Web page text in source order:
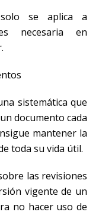
se aplica a
necesaria en
sistemática que
documento cada
mantener la
toda su vida útil.
las revisiones
vigente de un
no hacer uso de